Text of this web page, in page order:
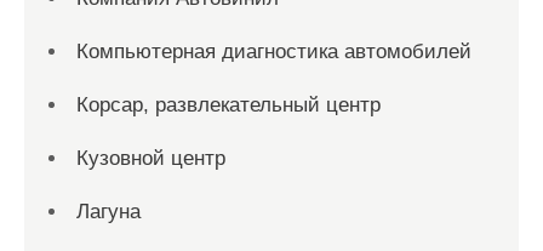
Компьютерная диагностика автомобилей
Корсар, развлекательный центр
Кузовной центр
Лагуна